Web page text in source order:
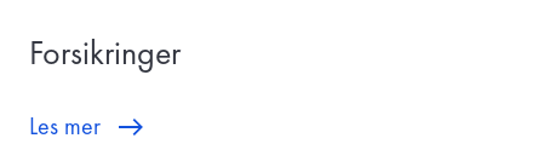
Forsikringer
Les mer